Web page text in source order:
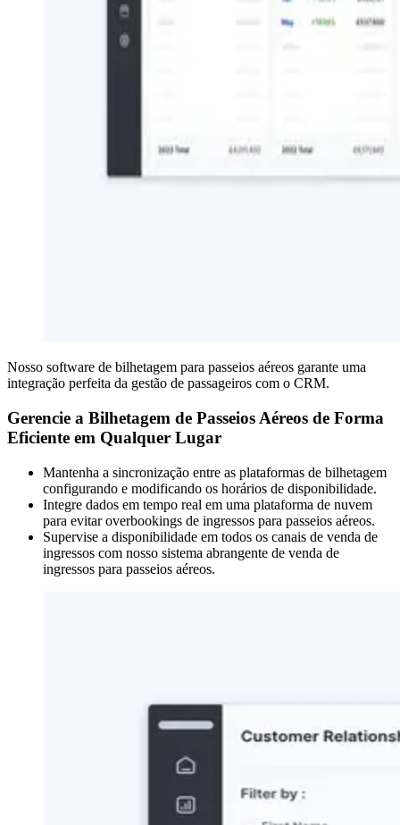
Nosso software de bilhetagem para passeios aéreos garante uma
integração perfeita da gestão de passageiros com o CRM.
Gerencie a Bilhetagem de Passeios Aéreos de Forma
Eficiente em Qualquer Lugar
Mantenha a sincronização entre as plataformas de bilhetagem
configurando e modificando os horários de disponibilidade.
Integre dados em tempo real em uma plataforma de nuvem
para evitar overbookings de ingressos para passeios aéreos.
Supervise a disponibilidade em todos os canais de venda de
ingressos com nosso sistema abrangente de venda de
ingressos para passeios aéreos.